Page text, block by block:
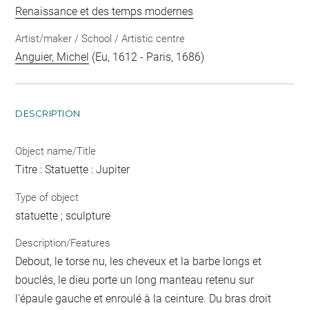
Renaissance et des temps modernes
Artist/maker / School / Artistic centre
Anguier, Michel (Eu, 1612 - Paris, 1686)
DESCRIPTION
Object name/Title
Titre : Statuette : Jupiter
Type of object
statuette ; sculpture
Description/Features
Debout, le torse nu, les cheveux et la barbe longs et
bouclés, le dieu porte un long manteau retenu sur
l'épaule gauche et enroulé à la ceinture. Du bras droit